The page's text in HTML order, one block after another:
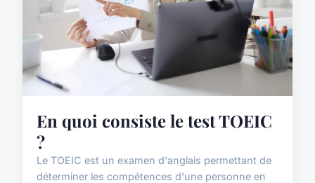
En quoi consiste le test TOEIC
?
Le TOEIC est un examen d'anglais permettant de
déterminer les compétences d'une personne en